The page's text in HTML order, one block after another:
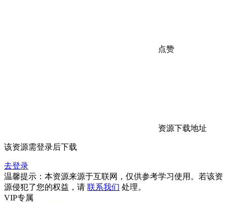
点赞
资源下载地址
该资源需登录后下载
去登录
温馨提示：本资源来源于互联网，仅供参考学习使用。若该资
源侵犯了您的权益，请 联系我们 处理。
VIP专属